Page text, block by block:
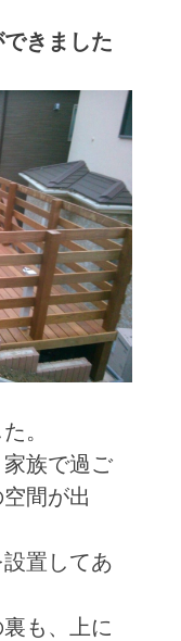
きました
。
族で過ご
間が出
置してあ
も、上に